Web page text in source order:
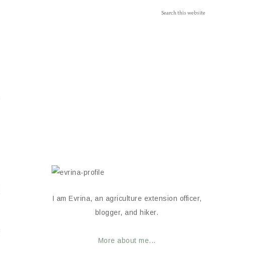
I am Evrina, an agriculture extension officer,
blogger, and hiker.
More about me...